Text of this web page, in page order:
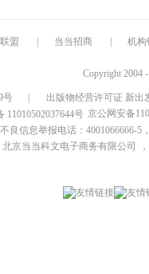
盟 当当招商 机构
Copyright 2004
号
出版物经营许可证 新出
京公网安备
良信息举报电话：4001066666-5
北京当当科文电子商务有限公司